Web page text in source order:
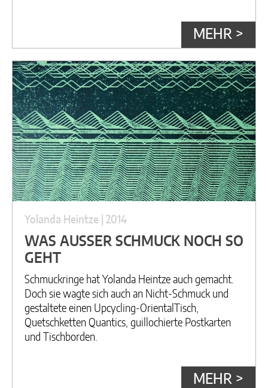
MEHR >
Yolanda Heintze | 2014
WAS AUSSER SCHMUCK NOCH SO G
EHT
Schmuckringe hat Yolanda Heintze auch gemacht.
Doch sie wagte sich auch an Nicht-Schmuck und
gestaltete einen Upcycling-OrientalTisch,
Quetschketten Quantics, guillochierte Postkarten
und Tischborden.
MEHR >